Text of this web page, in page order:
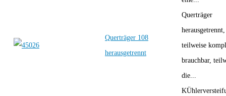
Querträger 108
herausgetrennt
Querträger
herausgetrennt,
teilweise
brauchbar,
die...